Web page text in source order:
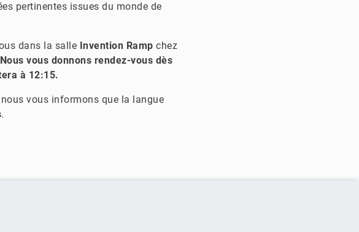
pertinentes issues du monde de
dans la salle Invention Ramp chez
Nous vous donnons rendez-vous dès
à 12:15.
vous informons que la langue
.